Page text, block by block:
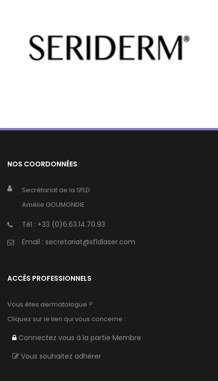
NOS COORDONNÉES
Secrétariat de la SFLD
Amélie GOUMONDIE
Tél : +33 (0)6.63.14.70.93
Email : secretariat@sfldlaser.com
ACCÈS PROFESSIONNELS
Vous êtes dermatologue ?
Cliquez sur le lien qui vous concerne :
Connectez vous à la partie Membre
Vous souhaitez adhérer